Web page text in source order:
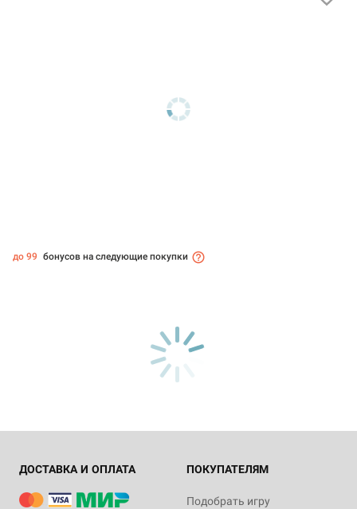
до 99 бонусов на следующие покупки
ДОСТАВКА И ОПЛАТА ПОКУПАТЕЛЯМ
Подобрать игру